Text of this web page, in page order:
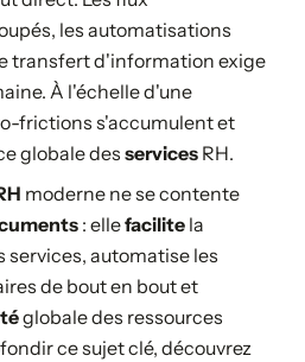
les automatisations
transfert d'information exige
À l'échelle d'une
frictions s'accumulent et
globale des services RH.
moderne ne se contente
: ellefacilite la
services, automatise les
de bout en bout et
globale des ressources
ce sujet clé, découvrez